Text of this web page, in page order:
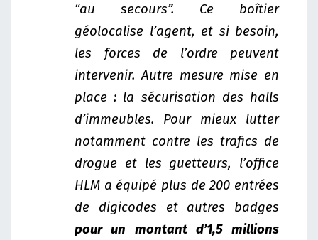
“au secours”. Ce boîtier
géolocalise l’agent, et si besoin,
les forces de l’ordre peuvent
intervenir. Autre mesure mise en
place : la sécurisation des halls
d’immeubles. Pour mieux lutter
notamment contre les trafics de
drogue et les guetteurs, l’office
HLM a équipé plus de 200 entrées
de digicodes et autres badges
pour un montant d’1,5 millions